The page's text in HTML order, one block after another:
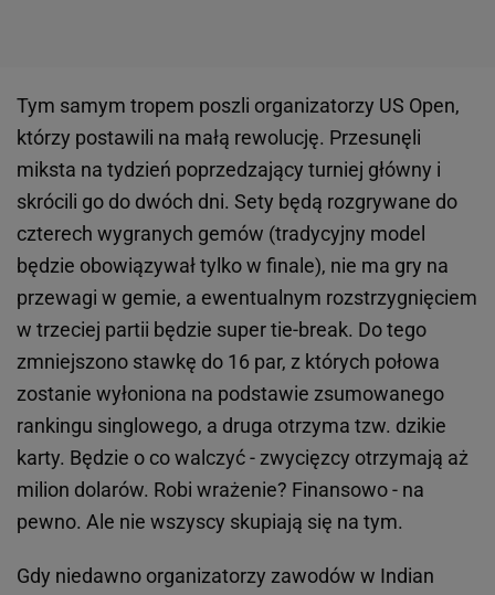
Tym samym tropem poszli organizatorzy US Open,
którzy postawili na małą rewolucję. Przesunęli
miksta na tydzień poprzedzający turniej główny i
skrócili go do dwóch dni. Sety będą rozgrywane do
czterech wygranych gemów (tradycyjny model
będzie obowiązywał tylko w finale), nie ma gry na
przewagi w gemie, a ewentualnym rozstrzygnięciem
w trzeciej partii będzie super tie-break. Do tego
zmniejszono stawkę do 16 par, z których połowa
zostanie wyłoniona na podstawie zsumowanego
rankingu singlowego, a druga otrzyma tzw. dzikie
karty. Będzie o co walczyć - zwycięzcy otrzymają aż
milion dolarów. Robi wrażenie? Finansowo - na
pewno. Ale nie wszyscy skupiają się na tym.
Gdy niedawno organizatorzy zawodów w Indian